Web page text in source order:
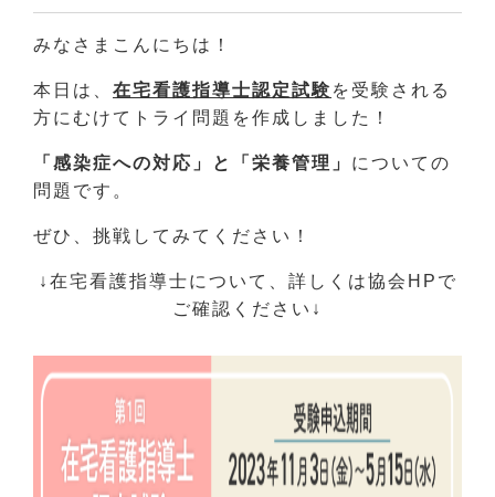
みなさまこんにちは！
本日は、 在宅看護指導士認定試験 を受験される
方にむけてトライ問題を作成しました！
「感染症への対応」と「栄養管理」 についての
問題です。
ぜひ、挑戦してみてください！
↓在宅看護指導士について、詳しくは協会HPで
ご確認ください↓